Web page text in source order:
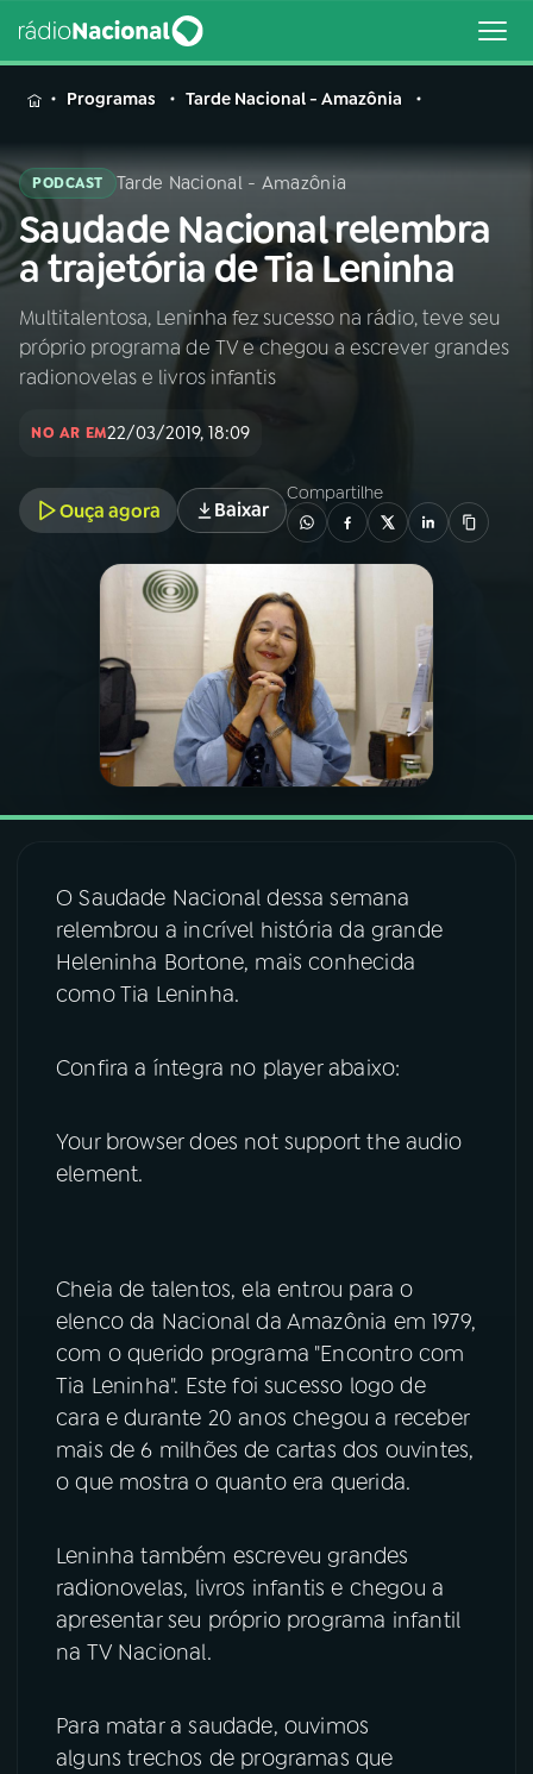
MENU
Buscar
na
Rádio
Nacional
Buscar
AO VIVO
01INÍCIO
02A RÁDIO
PROGRAMAÇÃO
PROGRAMAS
PODCASTS
06VIDEOCASTS
07ÚLTIMAS
FESTIVAL DE MÚSICA
ACOMPANHE A RÁDIO NACIONAL
Instagram
Programas Tarde Nacional - Amazônia
PODCAST Tarde Nacional - Amazônia
Saudade Nacional relembra
a trajetória de Tia Leninha
Multitalentosa, Leninha fez sucesso na rádio, teve seu
próprio programa de TV e chegou a escrever grandes
radionovelas e livros infantis
NO AR EM22/03/2019, 18:09
Ouça agora Baixar
Compartilhe
O Saudade Nacional dessa semana
relembrou a incrível história da grande
Heleninha Bortone, mais conhecida
como Tia Leninha.
Confira a íntegra no player abaixo:
Your browser does not support the audio
element.
Cheia de talentos, ela entrou para o
elenco da Nacional da Amazônia em 1979,
com o querido programa "Encontro com
Tia Leninha". Este foi sucesso logo de
cara e durante 20 anos chegou a receber
mais de 6 milhões de cartas dos ouvintes,
o que mostra o quanto era querida.
Leninha também escreveu grandes
radionovelas, livros infantis e chegou a
apresentar seu próprio programa infantil
na TV Nacional.
Para matar a saudade, ouvimos
alguns trechos de programas que